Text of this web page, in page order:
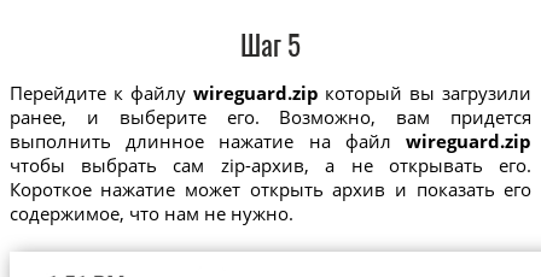
Шаг 5
Перейдите к файлу wireguard.zip который вы загрузили
ранее, и выберите его. Возможно, вам придется
выполнить длинное нажатие на файлwireguard.zip
чтобы выбрать сам zip-архив, а не открывать его.
Короткое нажатие может открыть архив и показать его
содержимое, что нам не нужно.